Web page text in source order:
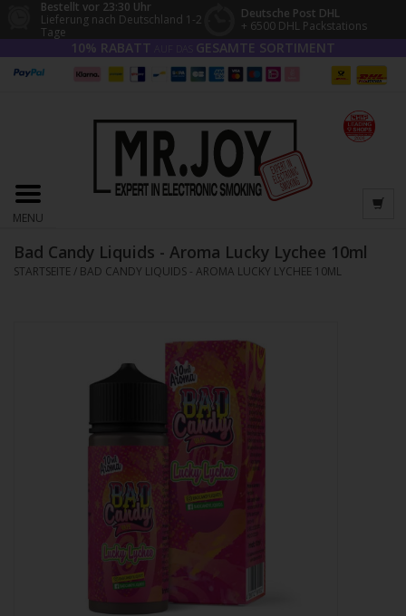
Bestellt vor 23:30 Uhr
Lieferung nach Deutschland 1-2
Tage
Deutsche Post DHL
+ 6500 DHL Packstations
10% RABATT GESAMTE SORTIMENT
MENU
Bad Candy Liquids - Aroma Lucky Lychee 10ml
STARTSEITE / BAD CANDY LIQUIDS - AROMA LUCKY LYCHEE 10ML